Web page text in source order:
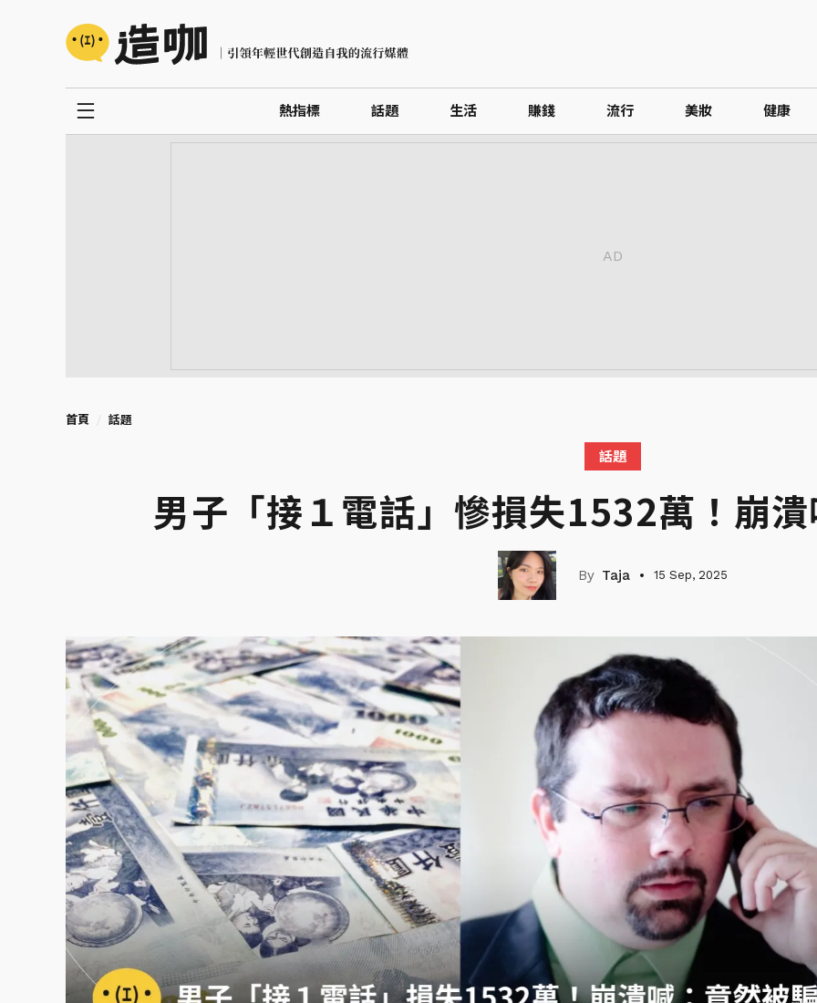
熱指標 話題 生活 賺錢 流行 美妝 健康
首頁 話題
話題
男子「接１電話」慘損失1532萬！崩
Taja 15 Sep, 2025